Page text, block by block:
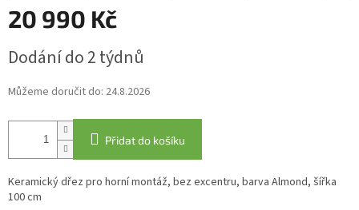
20 990 Kč
cena:
Dodání do 2 týdnů
Můžeme doručit do: 24.8.2026
Přidat do košíku
Keramický dřez pro horní montáž, bez excentru, barva Almond, šířka
100 cm